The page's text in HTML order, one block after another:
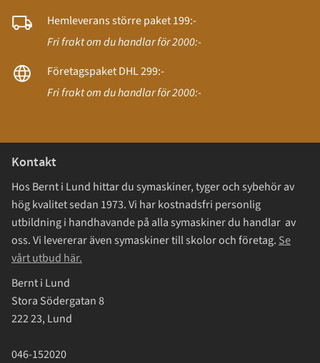
Hemleverans större paket 199:-
Fri frakt om du handlar för 2000:-
Företagspaket DHL 299:-
Fri frakt om du handlar för 2000:-
Kontakt
Hos Bernt i Lund hittar du symaskiner, tyger och sybehör av
hög kvalitet sedan 1973. Vi har kostnadsfri personlig
utbildning i handhavande på alla symaskiner du handlar av
oss. Vi levererar även symaskiner till skolor och företag. Se
vårt utbud här.
Bernt i Lund
Stora Södergatan 8
222 23, Lund
046-152020